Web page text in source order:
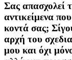
Σας απασχολεί
αντικείμενα
κοντά σας;
αρχή του
μου και όχι